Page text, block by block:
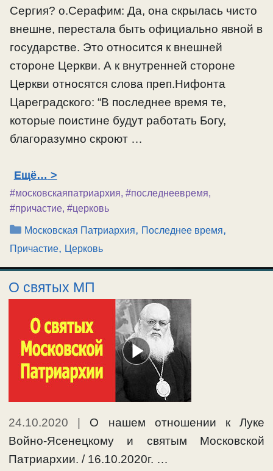
Сергия? о.Серафим: Да, она скрылась чисто
внешне, перестала быть официально явной в
государстве. Это относится к внешней
стороне Церкви. А к внутренней стороне
Церкви относятся слова преп.Нифонта
Цареградского: “В последнее время те,
которые поистине будут работать Богу,
благоразумно скроют …
Ещё…
#московскаяпатриархия, #последнеевремя,
#причастие, #церковь
Рубрики
Московская Патриархия, Последнее время,
Причастие, Церковь
О святых МП
24.10.2020 | О нашем отношении к Луке
Войно-Ясенецкому и святым Московской
Патриархии. / 16.10.2020г. …